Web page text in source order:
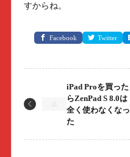
すからね。
Facebook Twitter
iPad Proを買った
らZenPad S 8.0は
全く使わなくなっ
た